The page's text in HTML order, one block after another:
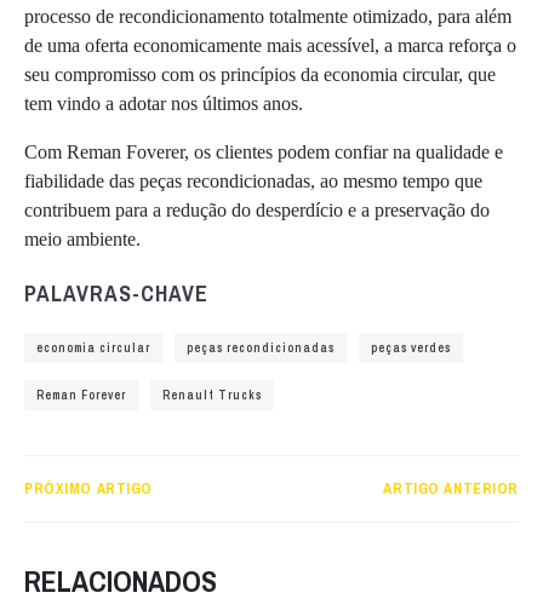
processo de recondicionamento totalmente otimizado, para além
de uma oferta economicamente mais acessível, a marca reforça o
seu compromisso com os princípios da economia circular, que
tem vindo a adotar nos últimos anos.
Com Reman Foverer, os clientes podem confiar na qualidade e
fiabilidade das peças recondicionadas, ao mesmo tempo que
contribuem para a redução do desperdício e a preservação do
meio ambiente.
PALAVRAS-CHAVE
economia circular peças recondicionadas peças verdes
Reman Forever Renault Trucks
PRÓXIMO ARTIGO ARTIGO ANTERIOR
RELACIONADOS